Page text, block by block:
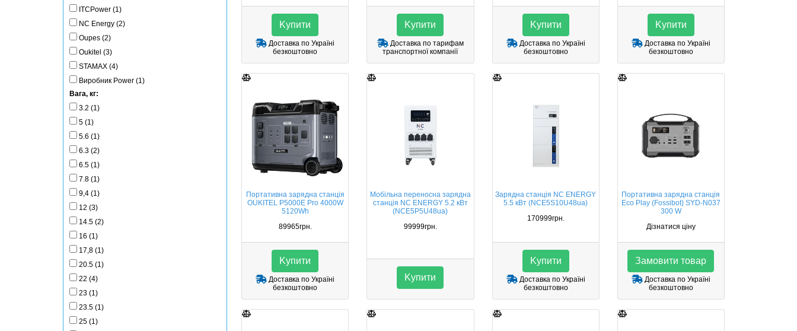
ITCPower (1)
NC Energy (2)
Oupes (2)
Oukitel (3)
STAMAX (4)
Виробник Power (1)
Вага, кг:
3.2 (1)
5 (1)
5.6 (1)
6.3 (2)
6.5 (1)
7.8 (1)
9,4 (1)
12 (3)
14.5 (2)
16 (1)
17,8 (1)
20.5 (1)
22 (4)
23 (1)
23.5 (1)
25 (1)
Kупити
Доставка по Україні
безкоштовно
Kупити
Доставка по тарифам
транспортної компанії
Kупити
Доставка по Україні
безкоштовно
Kупити
Доставка по Україні
безкоштовно
Портативна зарядна станція
OUKITEL P5000E Pro 4000W
5120Wh
89965грн.
Kупити
Доставка по Україні
безкоштовно
Мобільна переносна зарядна
станція NC ENERGY 5.2 кВт
(NCE5P5U48ua)
99999грн.
Kупити
Зарядна станція NC ENERGY
5.5 кВт (NCE5S10U48ua)
170999грн.
Kупити
Доставка по Україні
безкоштовно
Портативна зарядна станція
Eco Play (Fossibot) SYD-N037
300 W
Дізнатися ціну
Замовити товар
Доставка по Україні
безкоштовно